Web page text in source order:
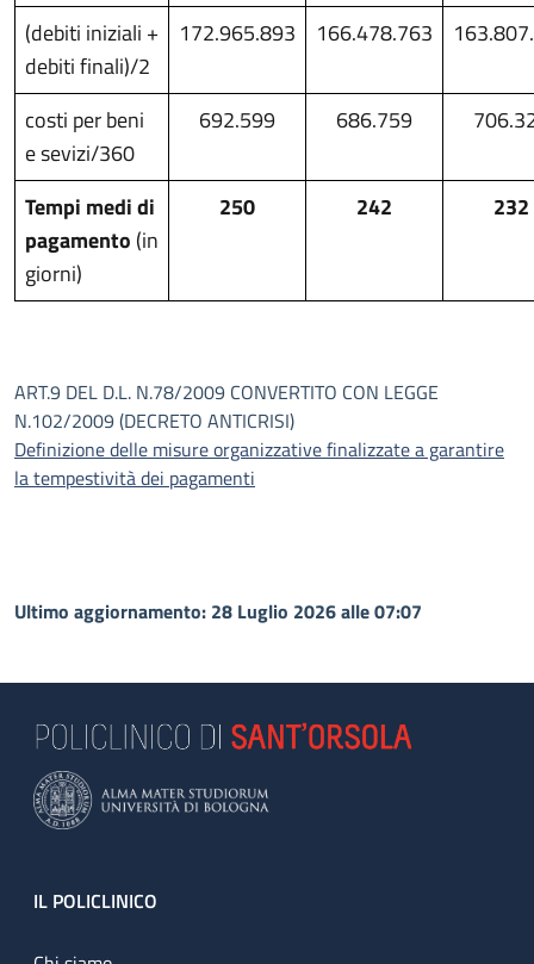
(debiti iniziali +
debiti finali)/2
172.965.893 166.478.763
costi per beni
e sevizi/360
692.599 686.759
Tempi medi di
pagamento (in
giorni)
250 242 232
ART.9 DEL D.L. N.78/2009 CONVERTITO CON LEGGE
N.102/2009 (DECRETO ANTICRISI)
Definizione delle misure organizzative finalizzate a garantire
la tempestività dei pagamenti
Ultimo aggiornamento: 28 Luglio 2026 alle 07:07
Footer
IL POLICLINICO